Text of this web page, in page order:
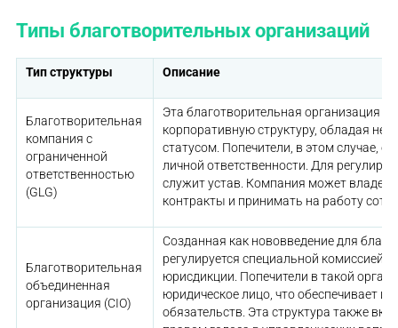
Типы благотворительных организаций
Тип структуры Описание
Благотворительная
компания с
ограниченной
ответственностью
(GLG)
Эта благотворительная организация
корпоративную структуру, обладая
статусом. Попечители, в этом случае,
личной ответственности. Для
служит устав. Компания может
контракты и принимать на работу
Благотворительная
объединенная
организация (CIO)
Созданная как нововведение для
регулируется специальной комиссией
юрисдикции. Попечители в такой
юридическое лицо, что обеспечивает
обязательств. Эта структура также